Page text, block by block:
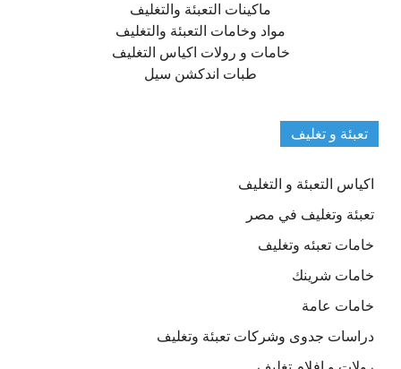
ماكينات التعبئة والتغليف
مواد وخامات التعبئة والتغليف
خامات و رولات اكياس التغليف
طبات اندكشن سيل
تعبئة و تغليف
اكياس التعبئة و التغليف
تعبئة وتغليف في مصر
خامات تعبئه وتغليف
خامات شرينك
خامات عامة
دراسات جدوى وشركات تعبئة وتغليف